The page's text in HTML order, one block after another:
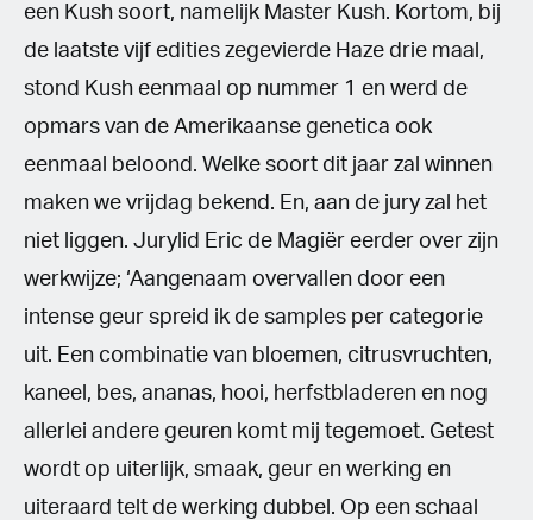
een Kush soort, namelijk Master Kush. Kortom, bij
de laatste vijf edities zegevierde Haze drie maal,
stond Kush eenmaal op nummer 1 en werd de
opmars van de Amerikaanse genetica ook
eenmaal beloond. Welke soort dit jaar zal winnen
maken we vrijdag bekend. En, aan de jury zal het
niet liggen. Jurylid Eric de Magiër eerder over zijn
werkwijze; ‘Aangenaam overvallen door een
intense geur spreid ik de samples per categorie
uit. Een combinatie van bloemen, citrusvruchten,
kaneel, bes, ananas, hooi, herfstbladeren en nog
allerlei andere geuren komt mij tegemoet. Getest
wordt op uiterlijk, smaak, geur en werking en
uiteraard telt de werking dubbel. Op een schaal